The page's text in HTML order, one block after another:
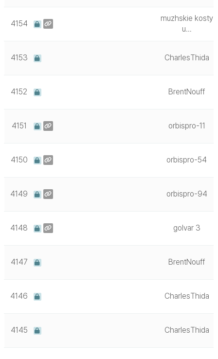
4154
muzhskie kosty
u…
4153 CharlesThida
4152 BrentNouff
4151 orbispro-11
4150 orbispro-54
4149 orbispro-94
4148 golvar 3
4147 BrentNouff
4146 CharlesThida
4145 CharlesThida